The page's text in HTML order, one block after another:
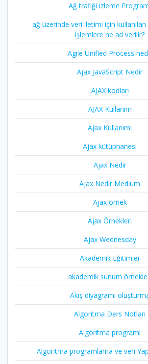
Ağ trafiği izleme
ağ üzerinde veri iletimi için
işlemlere ne ad verilir?
Agile Unified Process
Ajax JavaScript Nedir
AJAX kodları
AJAX Kullanım
Ajax Kullanımı
Ajax kütüphanesi
Ajax Nedir
Ajax Nedir Medium
Ajax örnek
Ajax Örnekleri
Ajax Wednesday
Akademik Eğitimler
akademik sunum
Akış diyagramı
Algoritma Ders Notları
Algoritma programı
Algoritma programlama ve veri